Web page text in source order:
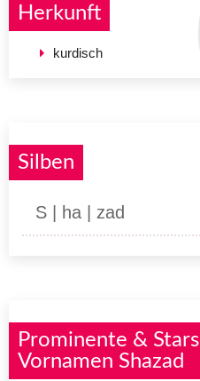
Herkunft
kurdisch
Silben
S | ha | zad
Prominente &
Vornamen Shazad